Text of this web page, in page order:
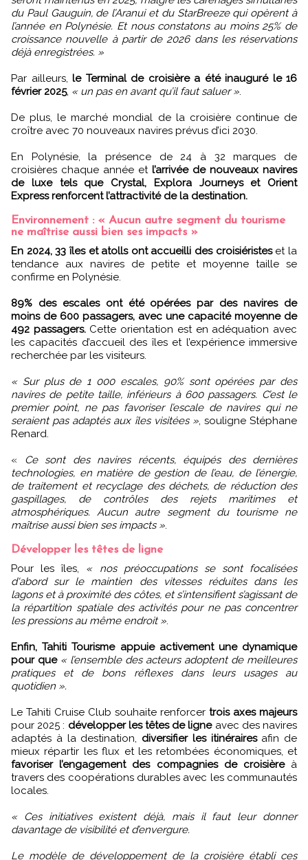
du Paul Gauguin, de l’Aranui et du StarBreeze qui opèrent à
l’année en Polynésie. Et nous constatons au moins 25% de
croissance nouvelle à partir de 2026 dans les réservations
déjà enregistrées. »
Par ailleurs, le Terminal de croisière a été inauguré le 16
février 2025, « un pas en avant qu’il faut saluer ».
De plus, le marché mondial de la croisière continue de
croître avec 70 nouveaux navires prévus d’ici 2030.
En Polynésie, la présence de 24 à 32 marques de
croisières chaque année et l’arrivée de nouveaux navires
de luxe tels que Crystal, Explora Journeys et Orient
Express renforcent l’attractivité de la destination.
Environnement : « Aucun autre segment du tourisme
ne maîtrise aussi bien ses impacts »
En 2024, 33 îles et atolls ont accueilli des croisiéristeset la
tendance aux navires de petite et moyenne taille se
confirme en Polynésie.
89% des escales ont été opérées par des navires de
moins de 600 passagers, avec une capacité moyenne de
492 passagers.Cette orientation est en adéquation avec
les capacités d’accueil des îles et l’expérience immersive
recherchée par les visiteurs.
« Sur plus de 1 000 escales, 90% sont opérées par des
navires de petite taille, inférieurs à 600 passagers. C’est le
premier point, ne pas favoriser l’escale de navires qui ne
seraient pas adaptés aux îles visitées », souligne Stéphane
Renard.
« Ce sont des navires récents, équipés des dernières
technologies, en matière de gestion de l’eau, de l’énergie,
de traitement et recyclage des déchets, de réduction des
gaspillages, de contrôles des rejets maritimes et
atmosphériques. Aucun autre segment du tourisme ne
maîtrise aussi bien ses impacts ».
Développer les têtes de ligne
Pour les îles, « nos préoccupations se sont focalisées
d'abord sur le maintien des vitesses réduites dans les
lagons et à proximité des côtes, et s’intensifient s’agissant de
la répartition spatiale des activités pour ne pas concentrer
les pressions au même endroit ».
Enfin, Tahiti Tourisme appuie activement une dynamique
pour que « l’ensemble des acteurs adoptent de meilleures
pratiques et de bons réflexes dans leurs usages au
quotidien ».
Le Tahiti Cruise Club souhaite renforcer trois axes majeurs
pour 2025 : développer les têtes de ligneavec des navires
adaptés à la destination, diversifier les itinérairesafin de
mieux répartir les flux et les retombées économiques, et
favoriser l’engagement des compagnies de croisièreà
travers des coopérations durables avec les communautés
locales.
« Ces initiatives existent déjà, mais il faut leur donner
davantage de visibilité et d’envergure.
Le modèle de développement de la croisière établi ces